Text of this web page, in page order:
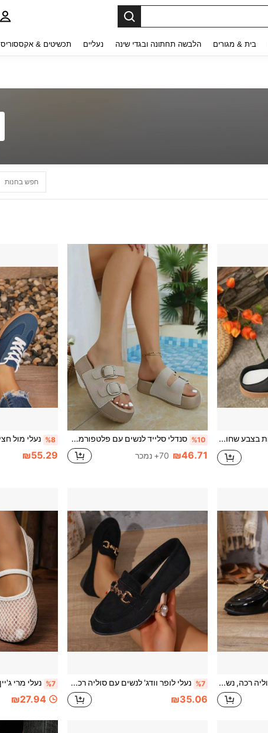
בית & מגורים הלבשה תחתונה ובגדי שינה נעליים תכשיטים & אקססוריס
נעליים שטוחות נמוכות בצבע שחור לנשים עם פסים וינטג', שרוכים, גמישות ללבישה יומיומית ולנסיעות, סניקרס ספורט נושמות מזמש בצבעים מנוגדים %10 סנדלי סלייד לנשים עם פלטפורמה וסוליית וג' בדו-גוון, צבע חלק, פתיחת אצבעות, זמש מלאכותי, עם אבזים, סגנון יומיומי לחופשה, רב-שימושיים לחוץ ולחוף
₪46.71 70+ נמכר
%8
₪55.29
נעלי לופר נשים עם סוליה רכה, נשימה, פרט פפיון מתכת מעוצב, צבע אחיד ללא דוגמה, קצה עגול, נמוכות, ללא שרוכים, עקב שטוח, סגנון בריטי אקדמי למסע יומיומי, יוקרה קלה, עבודה יומיומית, חזרה לבית הספר, לכל העונות, עור פטנט שחור מחומר PU %7 נעלי לופר וודג' לנשים עם סוליה רכה, עקב וודג', קישוט מתכת עם כפולה אבזים, צבע אחיד, קצה עגול, גזרה נמוכה, נעלי סליפ-און, למשרד ולנסיעות, לאמא בגיל העמידה, לכל העונות, שחור זמש
₪35.06
%7
₪27.94